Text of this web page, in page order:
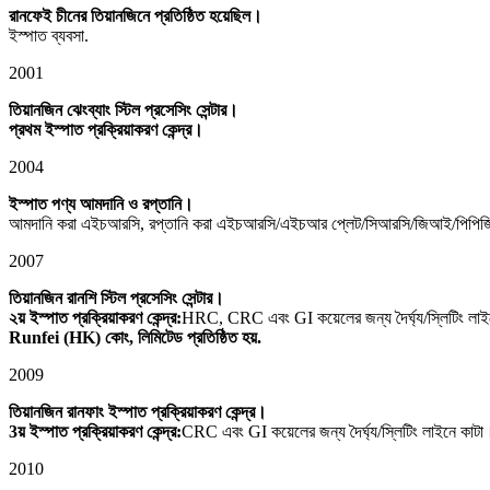
রানফেই চীনের তিয়ানজিনে প্রতিষ্ঠিত হয়েছিল।
ইস্পাত ব্যবসা.
2001
তিয়ানজিন ঝেংব্যাং স্টিল প্রসেসিং সেন্টার।
প্রথম ইস্পাত প্রক্রিয়াকরণ কেন্দ্র।
2004
ইস্পাত পণ্য আমদানি ও রপ্তানি।
আমদানি করা এইচআরসি, রপ্তানি করা এইচআরসি/এইচআর প্লেট/সিআরসি/জিআই/
2007
তিয়ানজিন রানশি স্টিল প্রসেসিং সেন্টার।
২য় ইস্পাত প্রক্রিয়াকরণ কেন্দ্র:HRC, CRC এবং GI কয়েলের জন্য দৈর্ঘ্য/স্লিটিং
Runfei (HK) কোং, লিমিটেড প্রতিষ্ঠিত হয়.
2009
তিয়ানজিন রানফাং ইস্পাত প্রক্রিয়াকরণ কেন্দ্র।
3য় ইস্পাত প্রক্রিয়াকরণ কেন্দ্র:CRC এবং GI কয়েলের জন্য দৈর্ঘ্য/স্লিটিং লাইনে কাটা।
2010